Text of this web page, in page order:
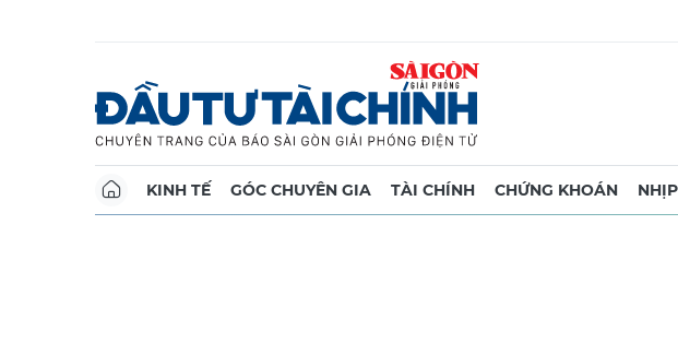
KINH TẾ GÓC CHUYÊN GIA TÀI CHÍNH CHỨNG KHOÁN